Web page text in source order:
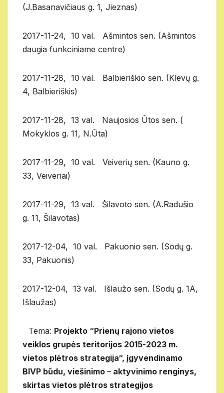
(J.Basanavičiaus g. 1, Jieznas)
2017-11-24, 10 val. Ašmintos sen. (Ašmintos
daugia funkciniame centre)
2017-11-28, 10 val. Balbieriškio sen. (Klevų g.
4, Balbieriškis)
2017-11-28, 13 val. Naujosios Ūtos sen. (
Mokyklos g. 11, N.Ūta)
2017-11-29, 10 val. Veiverių sen. (Kauno g.
33, Veiveriai)
2017-11-29, 13 val. Šilavoto sen. (A.Radušio
g. 11, Šilavotas)
2017-12-04, 10 val. Pakuonio sen. (Sodų g.
33, Pakuonis)
2017-12-04, 13 val. Išlaužo sen. (Sodų g. 1A,
Išlaužas)
Tema: Projekto “Prienų rajono vietos
veiklos grupės teritorijos 2015-2023 m.
vietos plėtros strategija“, įgyvendinamo
BIVP būdu, viešinimo – aktyvinimo renginys,
skirtas vietos plėtros strategijos